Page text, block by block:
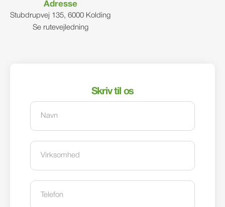
Adresse
Stubdrupvej 135, 6000 Kolding
Se rutevejledning
Skriv til os